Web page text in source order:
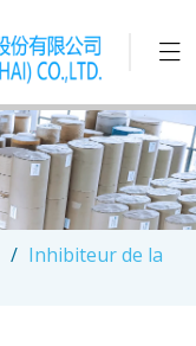
/ Inhibiteur de la